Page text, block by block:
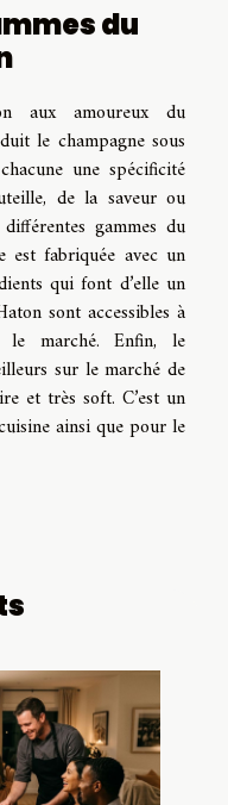
du
aux amoureux du
le champagne sous
une spécificité
de la saveur ou
gammes du
est fabriquée avec un
qui font d’elle un
sont accessibles à
marché. Enfin, le
sur le marché de
et très soft. C’est un
ainsi que pour le